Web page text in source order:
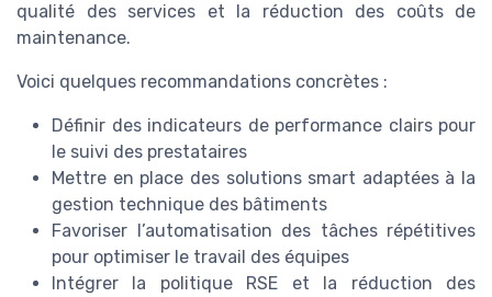
qualité des services et la réduction des coûts de
maintenance.
Voici quelques recommandations concrètes :
Définir des indicateurs de performance clairs pour
le suivi des prestataires
Mettre en place des solutions smart adaptées à la
gestion technique des bâtiments
Favoriser l’automatisation des tâches répétitives
pour optimiser le travail des équipes
Intégrer la politique RSE et la réduction des